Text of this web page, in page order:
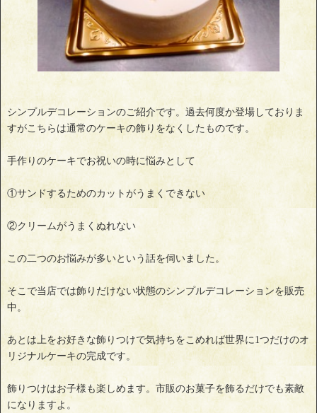
シンプルデコレーションのご紹介です。過去何度か登場しておりま
すがこちらは通常のケーキの飾りをなくしたものです。
手作りのケーキでお祝いの時に悩みとして
①サンドするためのカットがうまくできない
②クリームがうまくぬれない
この二つのお悩みが多いという話を伺いました。
そこで当店では飾りだけない状態のシンプルデコレーションを販売
中。
あとは上をお好きな飾りつけで気持ちをこめれば世界に1つだけのオ
リジナルケーキの完成です。
飾りつけはお子様も楽しめます。市販のお菓子を飾るだけでも素敵
になりますよ。